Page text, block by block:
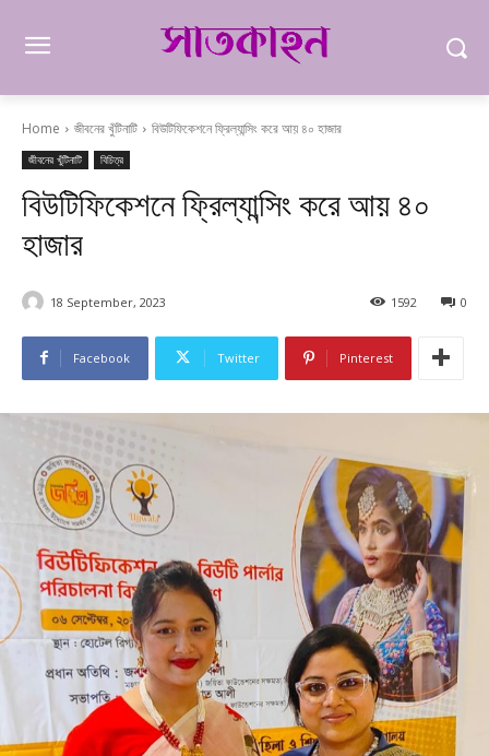
Home জীবনের খুঁটিনাটি বিউটিফিকেশনে ফ্রিল্যান্সিং করে আয় ৪০ হাজার
জীবনের খুঁটিনাটি বিচিত্র
বিউটিফিকেশনে ফ্রিল্যান্সিং করে আয় ৪০
হাজার
18 September, 2023 0
1592
Facebook Twitter Pinterest